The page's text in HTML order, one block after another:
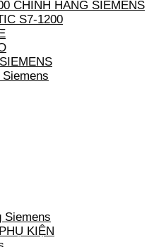
CHÍNH HÃNG SIEMENS
S7-1200
Siemens
KIỆN